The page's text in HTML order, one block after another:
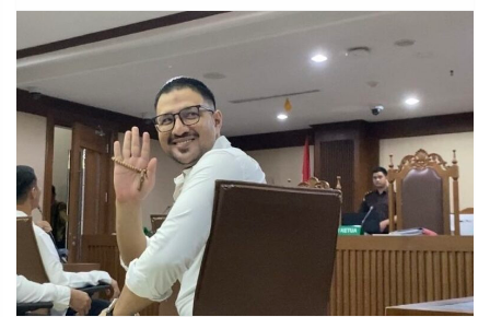
DAERAH NASIONAL
MANCA
INFORMASI
PRIVACY
POLICY
BERITA
WARGA
INFORMASI
IKLAN
KIRIM
TULISAN
PENGADUAN TERM
OF